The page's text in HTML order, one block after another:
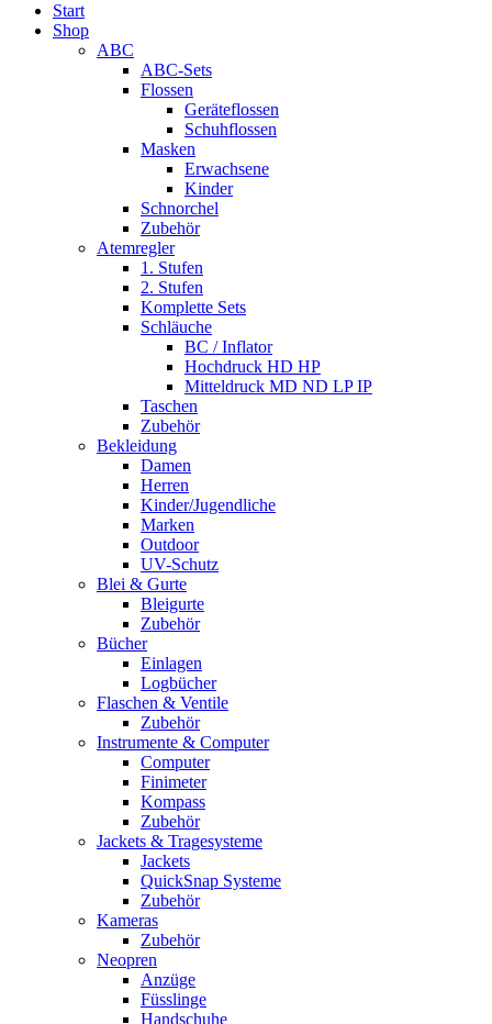
Start
Shop
ABC
ABC-Sets
Flossen
Geräteflossen
Schuhflossen
Masken
Erwachsene
Kinder
Schnorchel
Zubehör
Atemregler
1. Stufen
2. Stufen
Komplette Sets
Schläuche
BC / Inflator
Hochdruck HD HP
Mitteldruck MD ND LP IP
Taschen
Zubehör
Bekleidung
Damen
Herren
Kinder/Jugendliche
Marken
Outdoor
UV-Schutz
Blei & Gurte
Bleigurte
Zubehör
Bücher
Einlagen
Logbücher
Flaschen & Ventile
Zubehör
Instrumente & Computer
Computer
Finimeter
Kompass
Zubehör
Jackets & Tragesysteme
Jackets
QuickSnap Systeme
Zubehör
Kameras
Zubehör
Neopren
Anzüge
Füsslinge
Handschuhe